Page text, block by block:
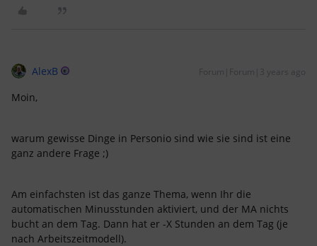
AlexB Forum|Forum|3 years ago
Moin,
warum gewisse Dinge in Personio sind wie sie sind ist eine
ganz andere Frage ;)
Am einfachsten ist das ganze Thema, wenn Ihr die
automatischen Minusstunden aktiviert, und der MA nichts
bucht an dem Tag. Dann hat er -X Stunden an dem Tag (je
nach Arbeitszeitmodell).